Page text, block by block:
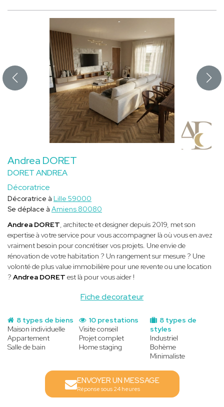
Andrea DORET
DORET ANDREA
Décoratrice
Fiche decorateur
Décoratrice à Lille 59000
Se déplace à Amiens 80080
Andrea DORET , architecte et designer depuis 2019, met son
expertise à votre service pour vous accompagner là où vous en avez
vraiment besoin pour concrétiser vos projets. Une envie de
rénovation de votre habitation ? Un rangement sur mesure ? Une
volonté de plus value immobilière pour une revente ou une location
? Andrea DORET est là pour vous aider !
8 types de biens
Maison individuelle
Appartement
Salle de bain
8 types de
styles
Industriel
Bohème
Minimaliste
10 prestations
Visite conseil
Projet complet
Home staging
ENVOYER UN MESSAGE
Réponse sous 24 heures